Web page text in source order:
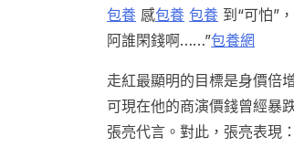
包養 感包養 包養 到“可怕”
阿誰閑錢啊……”包養網
走紅最顯明的目標是身價倍
可現在他的商演價錢曾經暴
張亮代言。對此，張亮表現